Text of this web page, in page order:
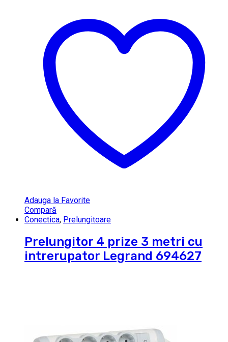
Adauga la Favorite
Compară
Conectica, Prelungitoare
Prelungitor 4 prize 3 metri cu
intrerupator Legrand 694627